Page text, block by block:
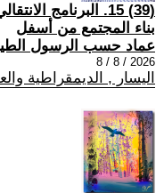
بناء المجتمع من أسفل
عماد حسب الرسول
2026 / 8 / 8
اليسار , الديمقراطية